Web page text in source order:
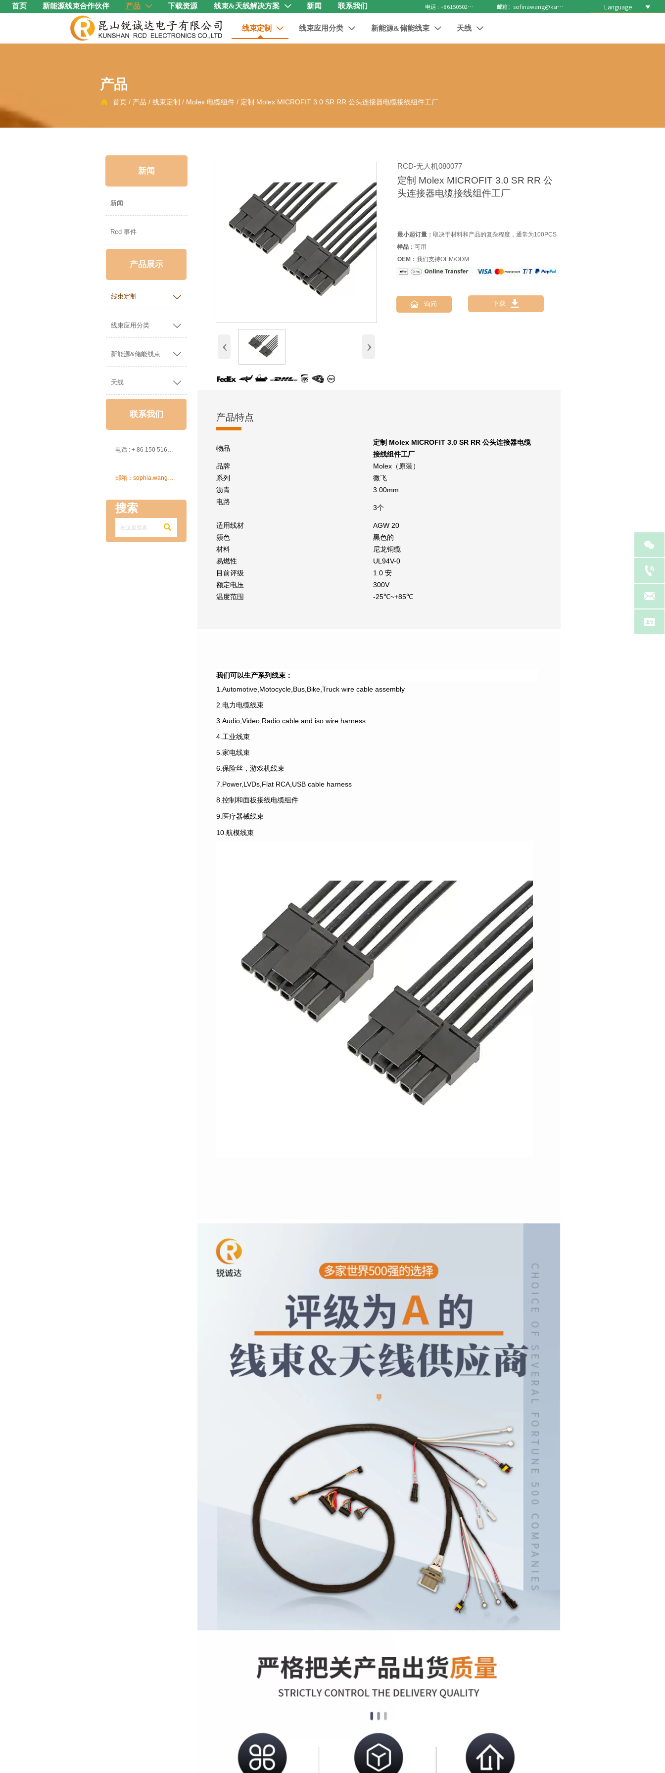
首页 新能源线束合作伙伴 产品  下载资源 线束&天线解决方案  新闻 联系我们 电话 : +8615050271688 邮箱：sofinawang@ksrcd.com Language 
线束定制  线束应用分类  新能源&储能线束  天线 
产品
 首页 / 产品 /线束定制 / Molex 电缆组件 / 定制 Molex MICROFIT 3.0 SR RR 公头连接器电缆接线组件工厂
新闻
新闻
Rcd 事件
产品展示
线束定制 
线束应用分类 
新能源&储能线束 
天线 
联系我们
电话 : + 86 150 5162 5639

搜索

‹ ›
RCD-无人机080077
定制 Molex MICROFIT 3.0 SR RR 公
头连接器电缆接线组件工厂
最小起订量： 取决于材料和产品的复杂程度，通常为100PCS
样品：可用
OEM： 我们支持OEM/ODM
 询问 下载 
产品特点
物品
定制 Molex MICROFIT 3.0 SR RR 公头连接器电缆
接线组件工厂
品牌
Molex（原装）
系列
微飞
沥青
3.00mm
电路
3个
适用线材
AGW 20
颜色
黑色的
材料
尼龙铜缆
易燃性
UL94V-0
目前评级
1.0 安
额定电压
300V
温度范围
-25℃~+85℃
我们可以生产系列线束：
1.Automotive,Motocycle,Bus,Bike,Truck wire cable assembly
2.电力电缆线束
3.Audio,Video,Radio cable and iso wire harness
4.工业线束
5.家电线束
6.保险丝，游戏机线束
7.Power,LVDs,Flat RCA,USB cable harness
8.控制和面板接线电缆组件
9.医疗器械线束
10.航模线束



